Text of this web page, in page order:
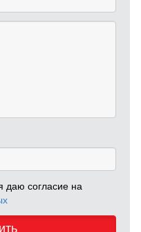
даю согласие на